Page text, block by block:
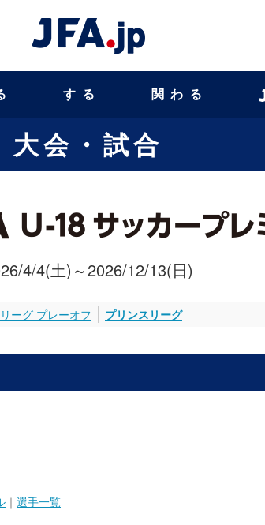
する 関わる
大会・試合
4/4(土)～2026/12/13(日)
ーグ プレーオフ プリンスリーグ
｜ 選手一覧